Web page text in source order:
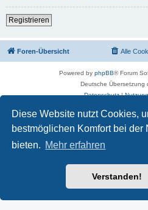
Diese Website nutzt Cookies,
bestmöglichen Komfort bei der
bieten. Mehr erfahren
Verstanden!
Registrieren
Foren-Übersicht Alle
Powered by phpBB® Forum
Deutsche Übersetzung
Datenschutz|